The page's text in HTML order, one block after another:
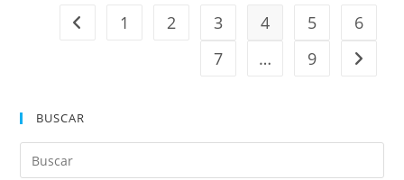
Ir a la página anterior
1 2 3 4 5
6
7
… 9 Ir a la
BUSCAR